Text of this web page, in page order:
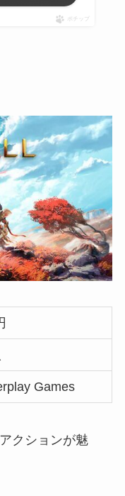
ポチップ
Games
クションが魅